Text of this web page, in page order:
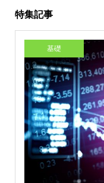
特集記事
基礎